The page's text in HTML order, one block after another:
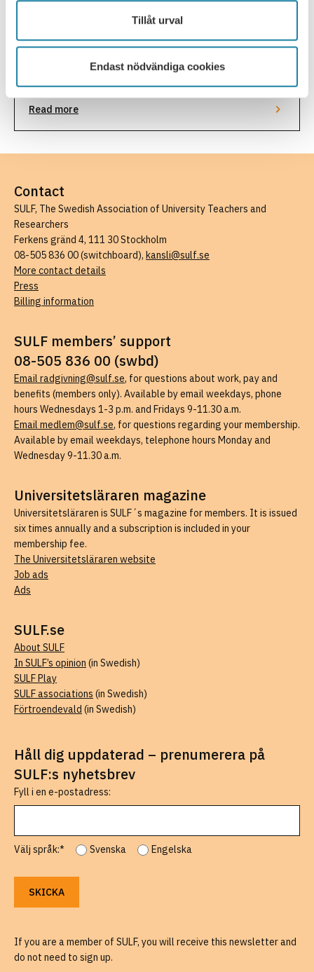
Tillåt urval
Endast nödvändiga cookies
Stockholm: Förbundsråd
förbundsråd – en viktig möjlighet att påverka förbundets
arbete och diskutera framtidsfrågor. Om
förbundsrådet:Förbundsrådet är ett demokratiskt möte
som hålls de år SULF inte har kongress. …
30 September, 2026
Read more
Contact
SULF, The Swedish Association of University Teachers and
Researchers
Ferkens gränd 4, 111 30 Stockholm
08-505 836 00 (switchboard), kansli@sulf.se
More contact details
Press
Billing information
SULF members’ support
08-505 836 00 (swbd)
Email radgivning@sulf.se, for questions about work, pay and
benefits (members only). Available by email weekdays, phone
hours Wednesdays 1-3 p.m. and Fridays 9-11.30 a.m.
Email medlem@sulf.se, for questions regarding your membership.
Available by email weekdays, telephone hours Monday and
Wednesday 9-11.30 a.m.
Universitetsläraren magazine
Universitetsläraren is SULF´s magazine for members. It is issued
six times annually and a subscription is included in your
membership fee.
The Universitetsläraren website
Job ads
Ads
SULF.se
About SULF
In SULF’s opinion (in Swedish)
SULF Play
SULF associations (in Swedish)
Förtroendevald (in Swedish)
Håll dig uppdaterad – prenumerera på
SULF:s nyhetsbrev
Fyll i en e-postadress:
Välj språk:* Svenska Engelska
If you are a member of SULF, you will receive this newsletter and
do not need to sign up.